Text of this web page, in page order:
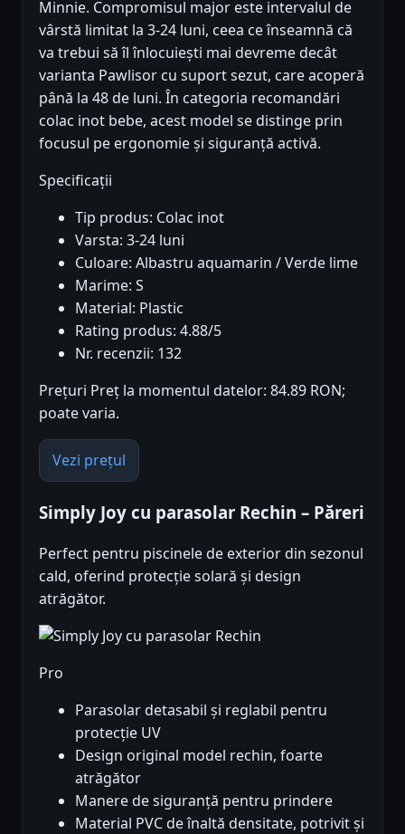
Minnie. Compromisul major este intervalul de
vârstă limitat la 3-24 luni, ceea ce înseamnă că
va trebui să îl înlocuiești mai devreme decât
varianta Pawlisor cu suport sezut, care acoperă
până la 48 de luni. În categoria recomandări
colac inot bebe, acest model se distinge prin
focusul pe ergonomie și siguranță activă.
Specificații
Tip produs: Colac inot
Varsta: 3-24 luni
Culoare: Albastru aquamarin / Verde lime
Marime: S
Material: Plastic
Rating produs: 4.88/5
Nr. recenzii: 132
Prețuri Preț la momentul datelor: 84.89 RON;
poate varia.
Vezi prețul
Simply Joy cu parasolar Rechin – Păreri
Perfect pentru piscinele de exterior din sezonul
cald, oferind protecție solară și design
atrăgător.
Pro
Parasolar detasabil și reglabil pentru
protecție UV
Design original model rechin, foarte
atrăgător
Manere de siguranță pentru prindere
Material PVC de înaltă densitate, potrivit și